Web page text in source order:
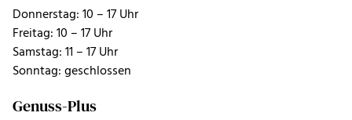
Donnerstag: 10 – 17 Uhr
Freitag: 10 – 17 Uhr
Samstag: 11 – 17 Uhr
Sonntag: geschlossen
Genuss-Plus